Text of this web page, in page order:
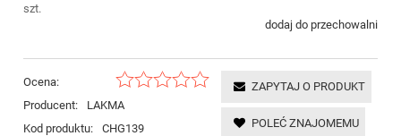
szt.
dodaj do przechowalni
Ocena:
Producent:
LAKMA
Kod produktu:
CHG139
ZAPYTAJ O PRODUKT
POLEĆ ZNAJOMEMU